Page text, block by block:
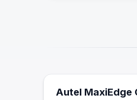
Autel MaxiEdge